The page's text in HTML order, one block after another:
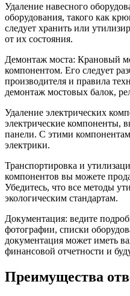
Удаление навесного
оборудования, такого как
следует хранить или
от их состояния.
Демонтаж моста: Крановый
компонентом. Его следует
производителя и правила
демонтаж мостовых балок,
Удаление электрических
электрические компоненты,
панели. С этими
электрики.
Транспортировка и
компонентов вы можете
Убедитесь, что все методы
экологическим стандартам.
Документация: ведите
фотографии, списки
документация может иметь
финансовой отчетности и
Преимущества